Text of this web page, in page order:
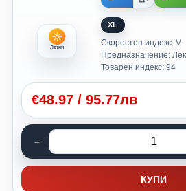
Летни
XL
Скоростен индекс: V
Предназначение:
Товарен индекс: 94
€48.97 / 95.77лв
КУПИ